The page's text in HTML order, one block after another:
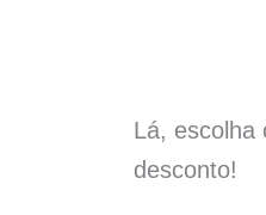
Lá, escolha
desconto!